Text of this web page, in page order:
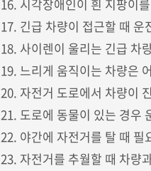
16. 시각장애인이 흰 지팡이
17. 긴급 차량이 접근할 때 운
18. 사이렌이 울리는 긴급 차
19. 느리게 움직이는 차량은
20. 자전거 도로에서 차량이
21. 도로에 동물이 있는 경우
22. 야간에 자전거를 탈 때 필
23. 자전거를 추월할 때 차량